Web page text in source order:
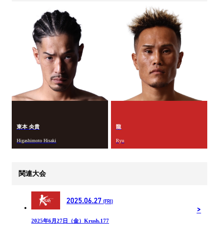
東本 央貴
Higashimoto Hisaki
龍
Ryu
関連大会
2025.06.27 (FRI)
2025年6月27日（金）Krush.177